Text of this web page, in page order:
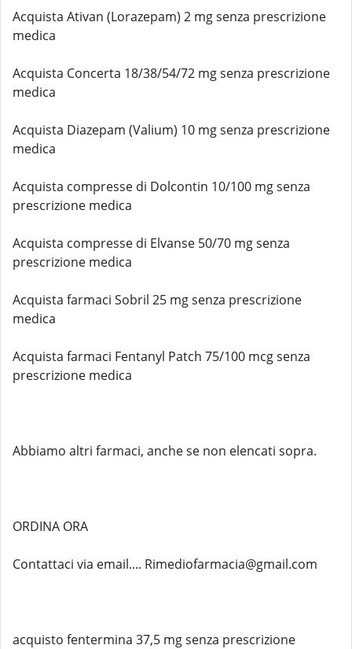
Acquista Ativan (Lorazepam) 2 mg senza prescrizione
medica
Acquista Concerta 18/38/54/72 mg senza prescrizione
medica
Acquista Diazepam (Valium) 10 mg senza prescrizione
medica
Acquista compresse di Dolcontin 10/100 mg senza
prescrizione medica
Acquista compresse di Elvanse 50/70 mg senza
prescrizione medica
Acquista farmaci Sobril 25 mg senza prescrizione
medica
Acquista farmaci Fentanyl Patch 75/100 mcg senza
prescrizione medica
Abbiamo altri farmaci, anche se non elencati sopra.
ORDINA ORA
Contattaci via email.... Rimediofarmacia@gmail.com
acquisto fentermina 37,5 mg senza prescrizione